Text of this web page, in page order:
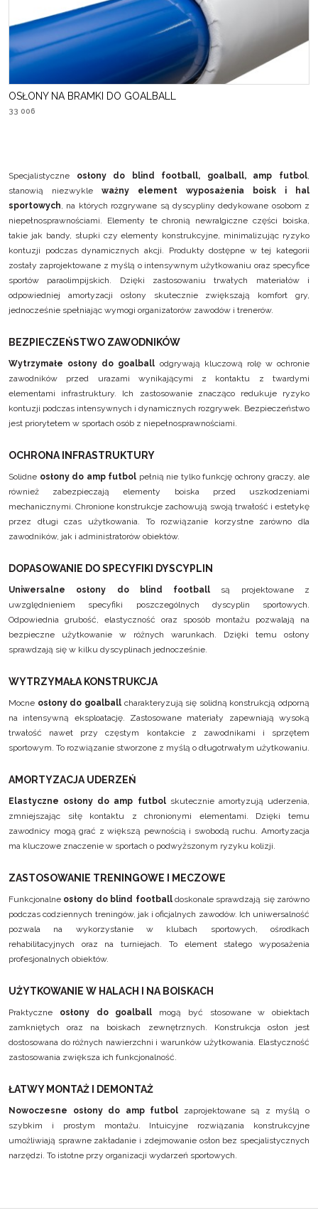
OSŁONY NA BRAMKI DO GOALBALL
33 006
Specjalistyczne osłony do blind football, goalball, amp futbol,
stanowią niezwykle ważny element wyposażenia boisk i hal
sportowych, na których rozgrywane są dyscypliny dedykowane osobom z
niepełnosprawnościami. Elementy te chronią newralgiczne części boiska,
takie jak bandy, słupki czy elementy konstrukcyjne, minimalizując ryzyko
kontuzji podczas dynamicznych akcji. Produkty dostępne w tej kategorii
zostały zaprojektowane z myślą o intensywnym użytkowaniu oraz specyfice
sportów paraolimpijskich. Dzięki zastosowaniu trwałych materiałów i
odpowiedniej amortyzacji osłony skutecznie zwiększają komfort gry,
jednocześnie spełniając wymogi organizatorów zawodów i trenerów.
BEZPIECZEŃSTWO ZAWODNIKÓW
Wytrzymałe osłony do goalball odgrywają kluczową rolę w ochronie
zawodników przed urazami wynikającymi z kontaktu z twardymi
elementami infrastruktury. Ich zastosowanie znacząco redukuje ryzyko
kontuzji podczas intensywnych i dynamicznych rozgrywek. Bezpieczeństwo
jest priorytetem w sportach osób z niepełnosprawnościami.
OCHRONA INFRASTRUKTURY
Solidne osłony do amp futbol pełnią nie tylko funkcję ochrony graczy, ale
również zabezpieczają elementy boiska przed uszkodzeniami
mechanicznymi. Chronione konstrukcje zachowują swoją trwałość i estetykę
przez długi czas użytkowania. To rozwiązanie korzystne zarówno dla
zawodników, jak i administratorów obiektów.
DOPASOWANIE DO SPECYFIKI DYSCYPLIN
Uniwersalne osłony do blind football są projektowane z
uwzględnieniem specyfiki poszczególnych dyscyplin sportowych.
Odpowiednia grubość, elastyczność oraz sposób montażu pozwalają na
bezpieczne użytkowanie w różnych warunkach. Dzięki temu osłony
sprawdzają się w kilku dyscyplinach jednocześnie.
WYTRZYMAŁA KONSTRUKCJA
Mocne osłony do goalballcharakteryzują się solidną konstrukcją odporną
na intensywną eksploatację. Zastosowane materiały zapewniają wysoką
trwałość nawet przy częstym kontakcie z zawodnikami i sprzętem
sportowym. To rozwiązanie stworzone z myślą o długotrwałym użytkowaniu.
AMORTYZACJA UDERZEŃ
Elastyczne osłony do amp futbolskutecznie amortyzują uderzenia,
zmniejszając siłę kontaktu z chronionymi elementami. Dzięki temu
zawodnicy mogą grać z większą pewnością i swobodą ruchu. Amortyzacja
ma kluczowe znaczenie w sportach o podwyższonym ryzyku kolizji.
ZASTOSOWANIE TRENINGOWE I MECZOWE
Funkcjonalne osłony do blind footballdoskonale sprawdzają się zarówno
podczas codziennych treningów, jak i oficjalnych zawodów. Ich uniwersalność
pozwala na wykorzystanie w klubach sportowych, ośrodkach
rehabilitacyjnych oraz na turniejach. To element stałego wyposażenia
profesjonalnych obiektów.
UŻYTKOWANIE W HALACH I NA BOISKACH
Praktyczne osłony do goalball mogą być stosowane w obiektach
zamkniętych oraz na boiskach zewnętrznych. Konstrukcja osłon jest
dostosowana do różnych nawierzchni i warunków użytkowania. Elastyczność
zastosowania zwiększa ich funkcjonalność.
ŁATWY MONTAŻ I DEMONTAŻ
Nowoczesne osłony do amp futbol zaprojektowane są z myślą o
szybkim i prostym montażu. Intuicyjne rozwiązania konstrukcyjne
umożliwiają sprawne zakładanie i zdejmowanie osłon bez specjalistycznych
narzędzi. To istotne przy organizacji wydarzeń sportowych.